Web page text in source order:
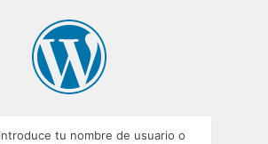
tu nombre de usuario o